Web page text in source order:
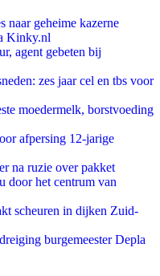
naar geheime kazerne
Kinky.nl
agent gebeten bij
zes jaar cel en tbs voor
moedermelk, borstvoeding
afpersing 12-jarige
na ruzie over pakket
door het centrum van
scheuren in dijken Zuid-
burgemeester Depla